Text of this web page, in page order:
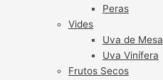
Peras
Vides
Uva de Mesa
Uva Vinífera
Frutos Secos